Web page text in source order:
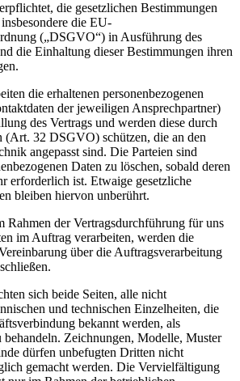
die gesetzlichen Bestimmungen
die EU-
(„DSGVO“) in Ausführung des
die Einhaltung dieser Bestimmungen ihren
die erhaltenen personenbezogenen
der jeweiligen Ansprechpartner)
des Vertrags und werden diese durch
(Art. 32 DSGVO) schützen, die an den
angepasst sind. Die Parteien sind
Daten zu löschen, sobald deren
erforderlich ist. Etwaige gesetzliche
bleiben hiervon unberührt.
Rahmen der Vertragsdurchführung für uns
im Auftrag verarbeiten, werden die
über die Auftragsverarbeitung
sich beide Seiten, alle nicht
und technischen Einzelheiten, die
bekannt werden, als
behandeln. Zeichnungen, Modelle, Muster
dürfen unbefugten Dritten nicht
gemacht werden. Die Vervielfältigung